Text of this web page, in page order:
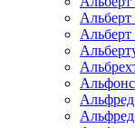
Альберт